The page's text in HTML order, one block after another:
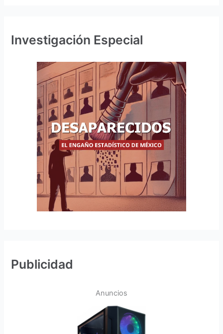
Investigación Especial
Publicidad
Anuncios